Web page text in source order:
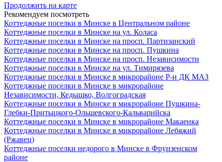
Продолжить на карте
Рекомендуем посмотреть
Коттеджные поселки в Минске в Центральном районе
Коттеджные поселки в Минске на ул. Коласа
Коттеджные поселки в Минске на просп. Партизанский
Коттеджные поселки в Минске на просп. Пушкина
Коттеджные поселки в Минске на просп. Независимости
Коттеджные поселки в Минске на ул. Тимирязева
Коттеджные поселки в Минске в микрорайоне Р-н ДК МАЗ
Коттеджные поселки в Минске в микрорайоне
Независимости, Кедышко, Волгоградская
Коттеджные поселки в Минске в микрорайоне Пушкина-
Глебки-Притыцкого-Ольшевского-Кальварийска
Коттеджные поселки в Минске в микрорайоне Макаенка
Коттеджные поселки в Минске в микрорайоне Лебяжий
(Ржавец)
Коттеджные поселки недорого в Минске в Фрунзенском
районе